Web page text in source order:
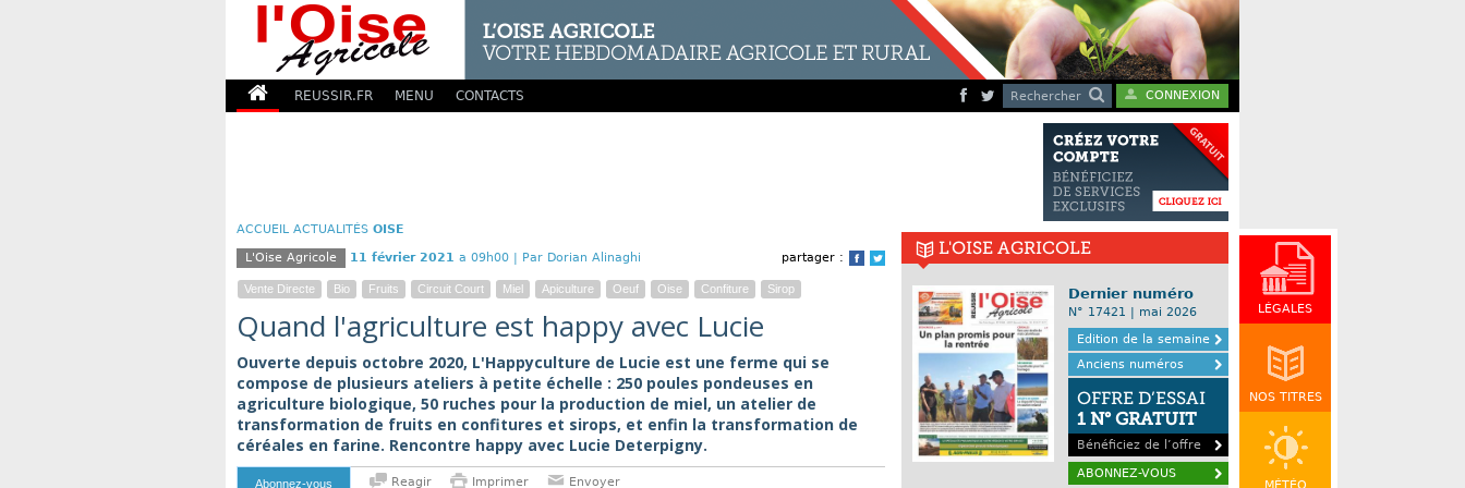
REUSSIR.FR MENU CONTACTS Rechercher CONNEXION
LÉGALES
NOS TITRES
ACCUEIL ACTUALITÉS OISE
partager :
Facebook
Twitter
L'Oise Agricole 11 février 2021 a 09h00 | Par Dorian Alinaghi
Vente Directe Bio Fruits Circuit Court Miel Apiculture Oeuf Oise Confiture Sirop
Quand l'agriculture est happy avec Lucie
Ouverte depuis octobre 2020, L'Happyculture de Lucie est une ferme qui se
compose de plusieurs ateliers à petite échelle : 250 poules pondeuses en
agriculture biologique, 50 ruches pour la production de miel, un atelier de
transformation de fruits en confitures et sirops, et enfin la transformation de
céréales en farine. Rencontre happy avec Lucie Deterpigny.
Abonnez-vous Reagir Imprimer Envoyer
L'OISE AGRICOLE
Dernier numéro
N° 17421 | mai 2026
Edition de la semaine
Anciens numéros
OFFRE D’ESSAI
1 N° GRATUIT
Bénéficiez de l’offre
ABONNEZ-VOUS